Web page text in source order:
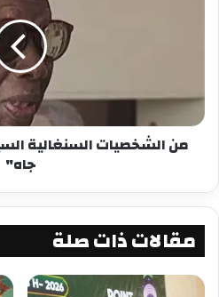
بعد ثمانية أشهر من
كريستيان كابوري ، متهمًا
سبتمبر ، على يد مجموعة
بقيادة الكابتن إبراهيم تراوري ، 34
اتهم الكابتن تراوري ورجاله
“خطرة” أدت إلى “إضعاف”
ابتليت به الهجمات الإرهابية.
من الشخصيات السنغالية
جاه"
مقالات ذات صلة